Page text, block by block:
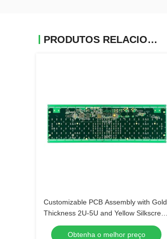
PRODUTOS RELACIONADOS
Customizable PCB Assembly with Gold
Thickness 2U-5U and Yellow Silkscreen
Color
Obtenha o melhor preço